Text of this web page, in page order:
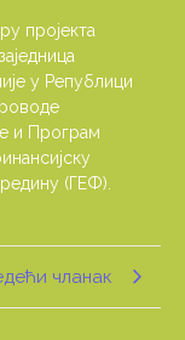
пројекта
у Републици
и Програм
(ГЕФ).
чланак